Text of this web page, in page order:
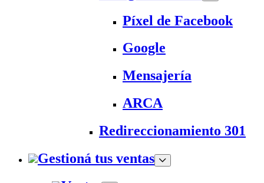
Píxel de Facebook
Google
Mensajería
ARCA
Redireccionamiento 301
Gestioná tus ventas